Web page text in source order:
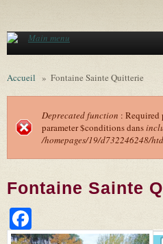
Main menu
Accueil » Fontaine Sainte Quitterie
Message
Deprecated function : Required
parameter $conditions dans
/homepages/19/d732246248/
Fontaine Sainte